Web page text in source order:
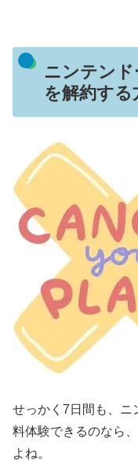
ニンテン
を解約する
せっかく7日間も、ニ
料体験できるのなら
よね。